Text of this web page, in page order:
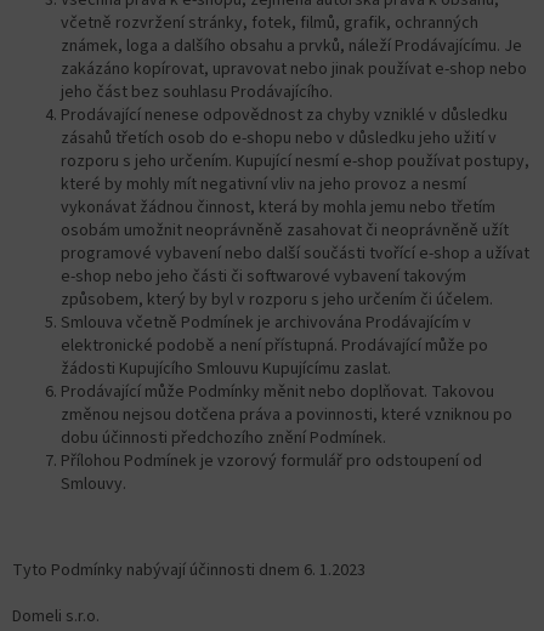
včetně rozvržení stránky, fotek, filmů, grafik, ochranných
známek, loga a dalšího obsahu a prvků, náleží Prodávajícímu. Je
zakázáno kopírovat, upravovat nebo jinak používat e-shop nebo
jeho část bez souhlasu Prodávajícího.
Prodávající nenese odpovědnost za chyby vzniklé v důsledku
zásahů třetích osob do e-shopu nebo v důsledku jeho užití v
rozporu s jeho určením. Kupující nesmí e-shop používat postupy,
které by mohly mít negativní vliv na jeho provoz a nesmí
vykonávat žádnou činnost, která by mohla jemu nebo třetím
osobám umožnit neoprávněně zasahovat či neoprávněně užít
programové vybavení nebo další součásti tvořící e-shop a užívat
e-shop nebo jeho části či softwarové vybavení takovým
způsobem, který by byl v rozporu s jeho určením či účelem.
Smlouva včetně Podmínek je archivována Prodávajícím v
elektronické podobě a není přístupná. Prodávající může po
žádosti Kupujícího Smlouvu Kupujícímu zaslat.
Prodávající může Podmínky měnit nebo doplňovat. Takovou
změnou nejsou dotčena práva a povinnosti, které vzniknou po
dobu účinnosti předchozího znění Podmínek.
Přílohou Podmínek je vzorový formulář pro odstoupení od
Smlouvy.
Tyto Podmínky nabývají účinnosti dnem 6. 1.2023
Domeli s.r.o.